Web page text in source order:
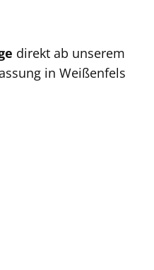
direkt ab unserem
in Weißenfels